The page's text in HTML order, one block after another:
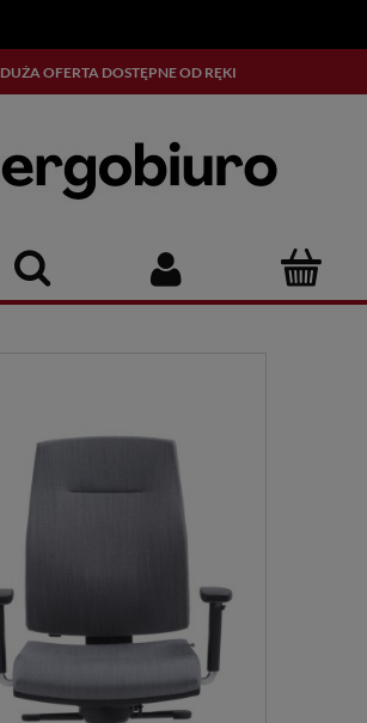
DUŻA OFERTA DOSTĘPNE OD RĘKI